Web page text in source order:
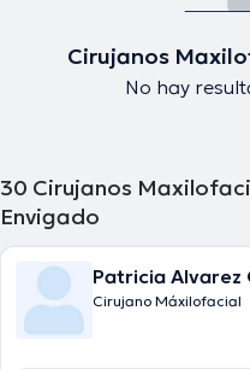
Cirujanos
No hay
30 Cirujanos
Envigado
Patricia Alvarez
Cirujano Máxilofacial